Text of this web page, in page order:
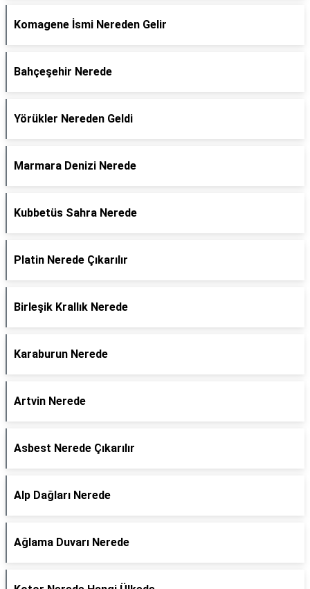
Komagene İsmi Nereden Gelir
Bahçeşehir Nerede
Yörükler Nereden Geldi
Marmara Denizi Nerede
Kubbetüs Sahra Nerede
Platin Nerede Çıkarılır
Birleşik Krallık Nerede
Karaburun Nerede
Artvin Nerede
Asbest Nerede Çıkarılır
Alp Dağları Nerede
Ağlama Duvarı Nerede